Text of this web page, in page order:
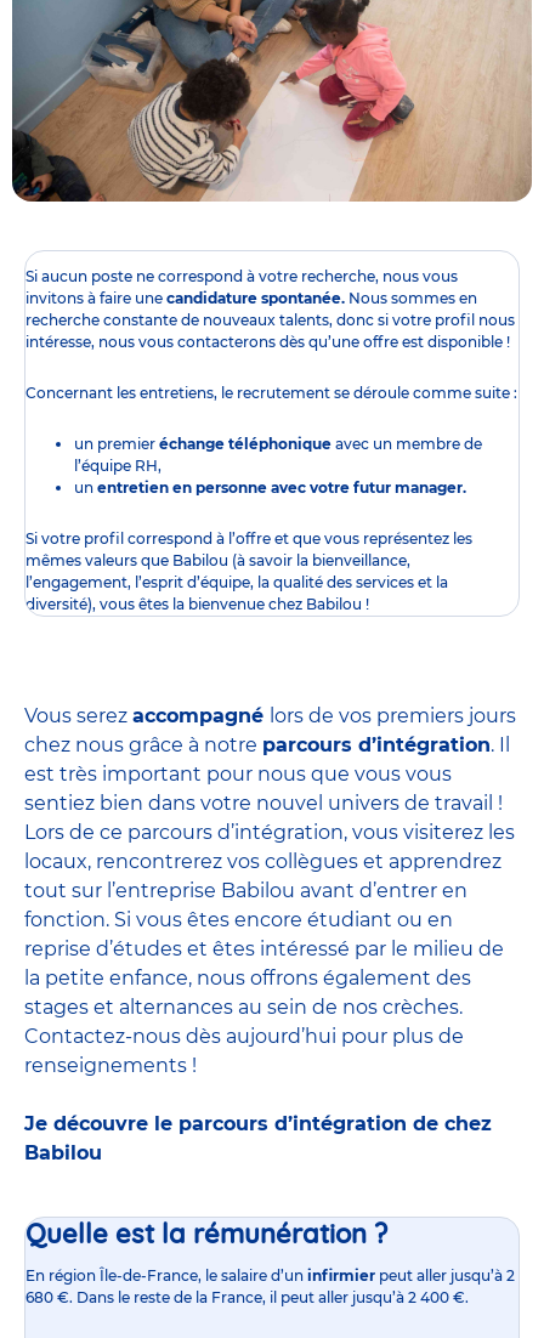
Si aucun poste ne correspond à votre recherche, nous vous
invitons à faire une candidature spontanée. Nous sommes en
recherche constante de nouveaux talents, donc si votre profil nous
intéresse, nous vous contacterons dès qu’une offre est disponible !
Concernant les entretiens, le recrutement se déroule comme suite :
un premier échange téléphonique avec un membre de
l’équipe RH,
un entretien en personne avec votre futur manager.
Si votre profil correspond à l’offre et que vous représentez les
mêmes valeurs que Babilou (à savoir la bienveillance,
l’engagement, l’esprit d’équipe, la qualité des services et la
diversité), vous êtes la bienvenue chez Babilou !
Vous serez accompagné lors de vos premiers jours
chez nous grâce à notre parcours d’intégration. Il
est très important pour nous que vous vous
sentiez bien dans votre nouvel univers de travail !
Lors de ce parcours d’intégration, vous visiterez les
locaux, rencontrerez vos collègues et apprendrez
tout sur l’entreprise Babilou avant d’entrer en
fonction. Si vous êtes encore étudiant ou en
reprise d’études et êtes intéressé par le milieu de
la petite enfance, nous offrons également des
stages et alternances au sein de nos crèches.
Contactez-nous dès aujourd’hui pour plus de
renseignements !
Je découvre le parcours d’intégration de chez
Babilou
Quelle est la rémunération ?
En région Île-de-France, le salaire d’un infirmier peut aller jusqu’à 2
680 €. Dans le reste de la France, il peut aller jusqu’à 2 400 €.